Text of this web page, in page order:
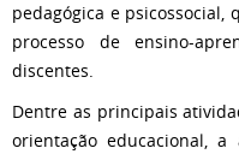
pedagógica e
processo de ensino-
discentes.
Dentre as principais
orientação educacional, a